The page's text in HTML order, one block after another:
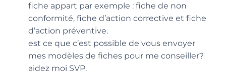
fiche appart par exemple : fiche de non
conformité, fiche d’action corrective et fiche
d’action préventive.
est ce que c’est possible de vous envoyer
mes modèles de fiches pour me conseiller?
aidez moi SVP.